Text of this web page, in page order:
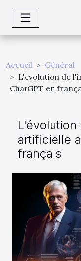
Accueil
Général
L'évolution de
ChatGPT en
artificielle
français